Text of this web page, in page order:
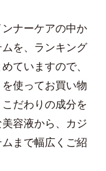
ナーケアの中か
を、ランキング
ていますので、
使ってお買い物
だわりの成分を
容液から、カジ
まで幅広くご紹